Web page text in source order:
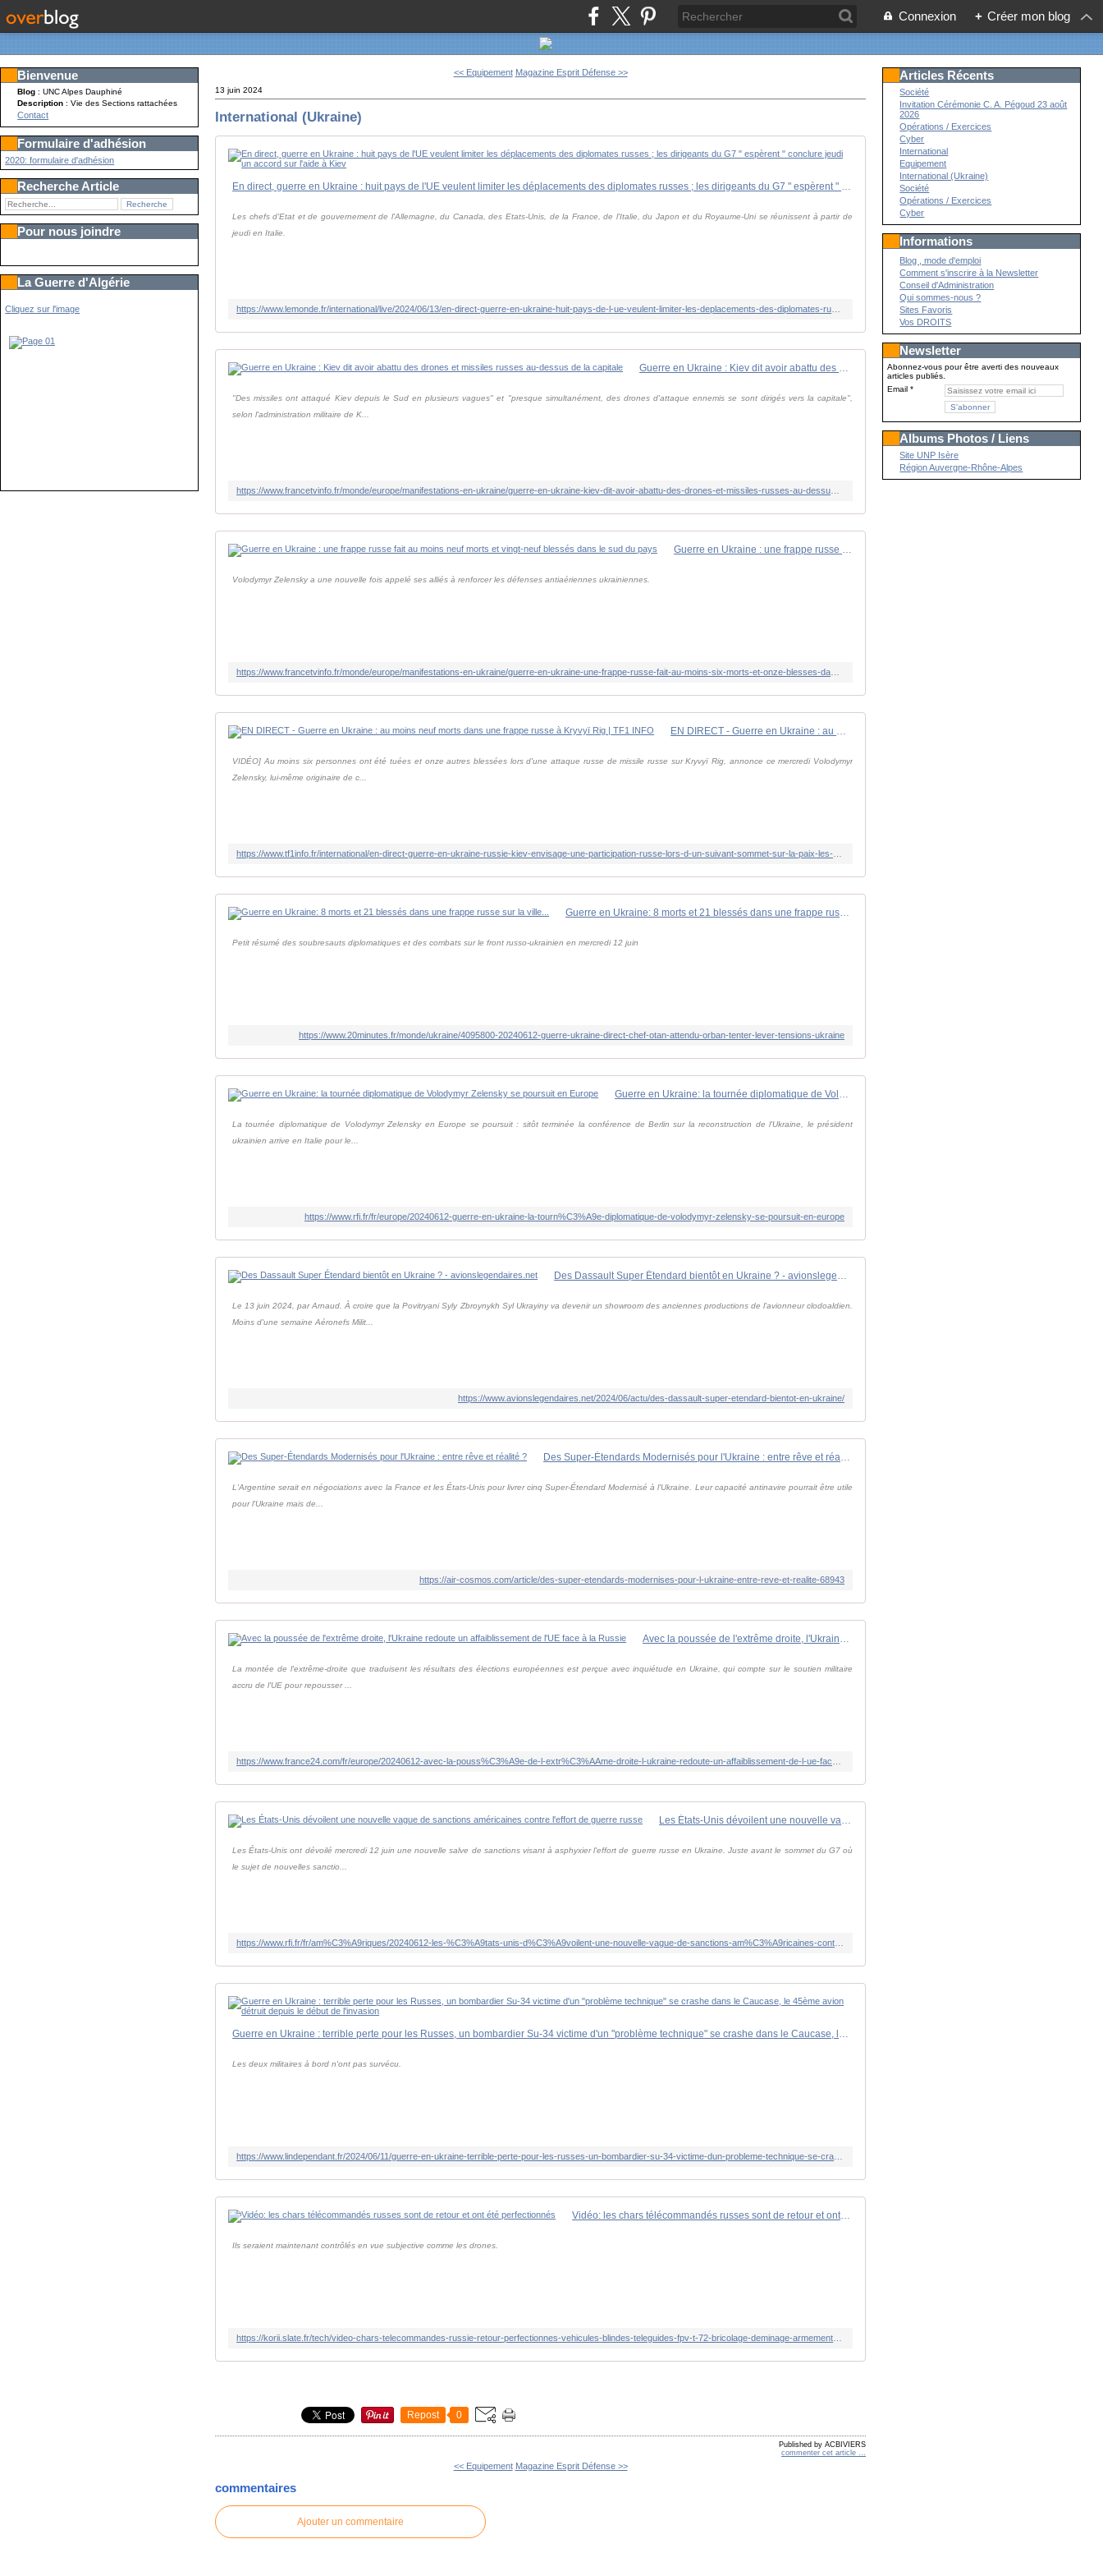
Connexion + Créer mon blog
Bienvenue
Blog : UNC Alpes Dauphiné
Description: Vie des Sections rattachées
Contact
Formulaire d'adhésion
2020: formulaire d'adhésion
Recherche Article
Pour nous joindre
La Guerre d'Algérie
Cliquez sur l'image
<< Equipement Magazine Esprit Défense >>
13 juin 2024
International (Ukraine)
En direct, guerre en Ukraine : huit pays de l'UE veulent limiter les déplacements des diplomates russes ; les dirigeants du G7 " espèrent " conclure jeudi un accord sur l'aide à Kiev
Les chefs d'Etat et de gouvernement de l'Allemagne, du Canada, des Etats-Unis, de la France, de l'Italie, du Japon et du Royaume-Uni se réunissent à partir de
jeudi en Italie.
Guerre en Ukraine : Kiev dit avoir abattu des drones et missiles russes au-dessus de la capitale
"Des missiles ont attaqué Kiev depuis le Sud en plusieurs vagues" et "presque simultanément, des drones d'attaque ennemis se sont dirigés vers la capitale",
selon l'administration militaire de K...
Guerre en Ukraine : une frappe russe fait au moins neuf morts et vingt-neuf blessés dans le sud du pays
Volodymyr Zelensky a une nouvelle fois appelé ses alliés à renforcer les défenses antiaériennes ukrainiennes.
EN DIRECT - Guerre en Ukraine : au moins neuf morts dans une frappe russe à Kryvyï Rig | TF1 INFO
VIDÉO] Au moins six personnes ont été tuées et onze autres blessées lors d'une attaque russe de missile russe sur Kryvyï Rig, annonce ce mercredi Volodymyr
Zelensky, lui-même originaire de c...
Guerre en Ukraine: 8 morts et 21 blessés dans une frappe russe sur la ville...
Petit résumé des soubresauts diplomatiques et des combats sur le front russo-ukrainien en mercredi 12 juin
https://www.20minutes.fr/monde/ukraine/4095800-20240612-guerre-ukraine-direct-chef-otan-attendu-orban-tenter-lever-tensions-ukraine
Guerre en Ukraine: la tournée diplomatique de Volodymyr Zelensky se poursuit en Europe
La tournée diplomatique de Volodymyr Zelensky en Europe se poursuit : sitôt terminée la conférence de Berlin sur la reconstruction de l'Ukraine, le président
ukrainien arrive en Italie pour le...
https://www.rfi.fr/fr/europe/20240612-guerre-en-ukraine-la-tourn%C3%A9e-diplomatique-de-volodymyr-zelensky-se-poursuit-en-europe
Des Dassault Super Étendard bientôt en Ukraine ? - avionslegendaires.net
Le 13 juin 2024, par Arnaud. À croire que la Povitryani Syly Zbroynykh Syl Ukrayiny va devenir un showroom des anciennes productions de l'avionneur clodoaldien.
Moins d'une semaine Aéronefs Milit...
https://www.avionslegendaires.net/2024/06/actu/des-dassault-super-etendard-bientot-en-ukraine/
Des Super-Étendards Modernisés pour l'Ukraine : entre rêve et réalité ?
L'Argentine serait en négociations avec la France et les États-Unis pour livrer cinq Super-Étendard Modernisé à l'Ukraine. Leur capacité antinavire pourrait être utile
pour l'Ukraine mais de...
https://air-cosmos.com/article/des-super-etendards-modernises-pour-l-ukraine-entre-reve-et-realite-68943
Avec la poussée de l'extrême droite, l'Ukraine redoute un affaiblissement de l'UE face à la Russie
La montée de l'extrême-droite que traduisent les résultats des élections européennes est perçue avec inquiétude en Ukraine, qui compte sur le soutien militaire
accru de l'UE pour repousser ...
Les États-Unis dévoilent une nouvelle vague de sanctions américaines contre l'effort de guerre russe
Les États-Unis ont dévoilé mercredi 12 juin une nouvelle salve de sanctions visant à asphyxier l'effort de guerre russe en Ukraine. Juste avant le sommet du G7 où
le sujet de nouvelles sanctio...
Guerre en Ukraine : terrible perte pour les Russes, un bombardier Su-34 victime d'un "problème technique" se crashe dans le Caucase, le 45ème avion détruit depuis le début de l'invasion
Les deux militaires à bord n'ont pas survécu.
Vidéo: les chars télécommandés russes sont de retour et ont été perfectionnés
Ils seraient maintenant contrôlés en vue subjective comme les drones.
Repost 0
Published by ACBIVIERS
commenter cet article
<< Equipement Magazine Esprit Défense >>
commentaires
Ajouter un commentaire
Articles Récents
Société
Invitation Cérémonie C. A. Pégoud 23 août
2026
Opérations / Exercices
Cyber
International
Equipement
International (Ukraine)
Société
Opérations / Exercices
Cyber
Informations
Blog , mode d'emploi
Comment s'inscrire à la Newsletter
Conseil d'Administration
Qui sommes-nous ?
Sites Favoris
Vos DROITS
Newsletter
Abonnez-vous pour être averti des nouveaux
articles publiés.
Email
Albums Photos / Liens
Site UNP Isère
Région Auvergne-Rhône-Alpes